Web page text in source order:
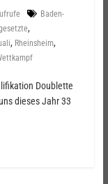
Baden-
,
, Rheinsheim,
Doublette
dieses Jahr 33